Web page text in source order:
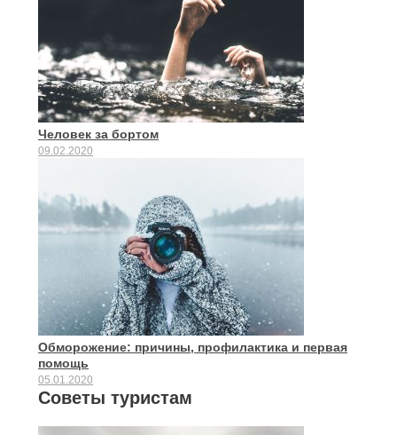
Человек за бортом
09.02.2020
Обморожение: причины, профилактика и первая
помощь
05.01.2020
Советы туристам